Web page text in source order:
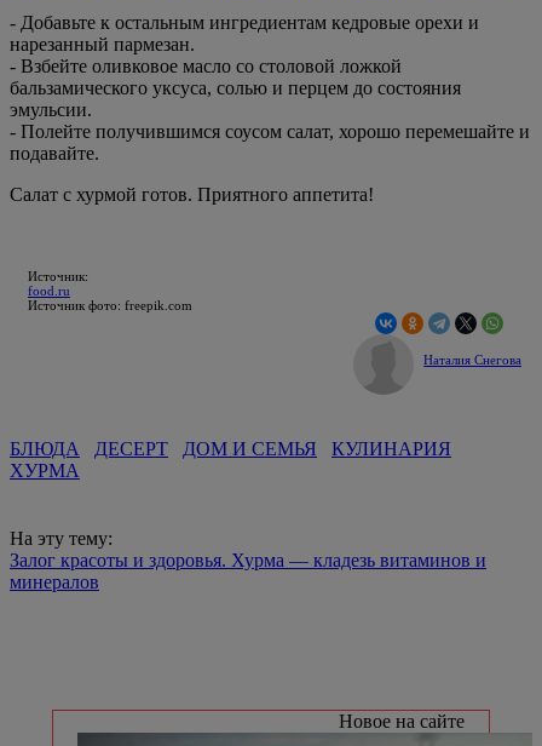
- Добавьте к остальным ингредиентам кедровые орехи и
нарезанный пармезан.
- Взбейте оливковое масло со столовой ложкой
бальзамического уксуса, солью и перцем до состояния
эмульсии.
- Полейте получившимся соусом салат, хорошо перемешайте и
подавайте.
Салат с хурмой готов. Приятного аппетита!
Источник:
food.ru
Источник фото: freepik.com
Наталия Снегова
БЛЮДА ДЕСЕРТ ДОМ И СЕМЬЯ
КУЛИНАРИЯ
ХУРМА
На эту тему:
Залог красоты и здоровья. Хурма — кладезь витаминов и
минералов
Новое на сайте